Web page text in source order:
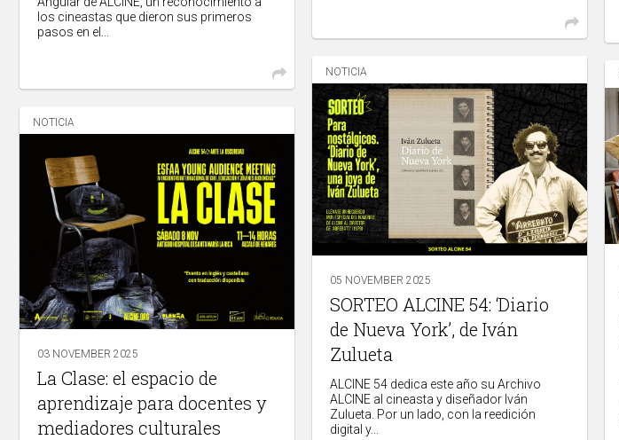
los cineastas que dieron sus primeros
pasos en el...
NOTICIA
05 NOVEMBER 2025
SORTEO ALCINE 54: ‘Diario
de Nueva York’, de Iván
Zulueta
ALCINE 54 dedica este año su Archivo
ALCINE al cineasta y diseñador Iván
Zulueta. Por un lado, con la reedición
digital y...
NOTICIA
03 NOVEMBER 2025
La Clase: el espacio de
aprendizaje para docentes y
mediadores culturales